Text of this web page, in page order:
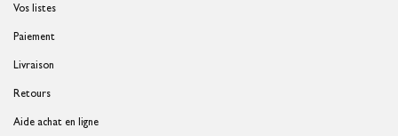
Vos listes
Paiement
Livraison
Retours
Aide achat en ligne